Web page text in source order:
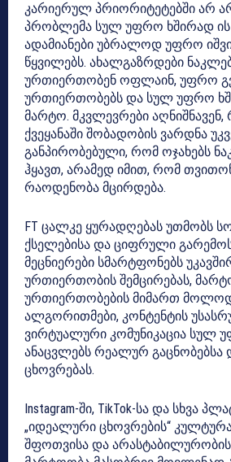
კარიერულ პრიორიტეტებში არ
პრობლემა სულ უფრო ხშირად ის
ადამიანები უბრალოდ უფრო
წყვილებს. ახალგაზრდები
ურთიერთობენ ოფლაინ, უფრო
ურთიერთობებს და სულ უფრო
მარტო. მკვლევრები
ქვეყანაში შობადობის ვარდნა
განპირობებული, რომ ოჯახებს
ჰყავთ, არამედ იმით, რომ
რაოდენობა მცირდება.
FT ცალკე ყურადღებას უთმობს
ქსელებისა და ციფრული
მეცნიერები სმარტფონებს
ურთიერთობის შემცირებას,
ურთიერთობების მიმართ
ალგორითმები, კონტენტის
ვირტუალური კომუნიკაცია სულ
ანაცვლებს რეალურ გაცნობებსა
ცხოვრებას.
Instagram-ში, TikTok-სა და სხვა
„იდეალური ცხოვრების“
შფოთვისა და